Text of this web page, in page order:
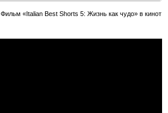
Фильм «Italian Best Shorts 5: Жизнь как чудо» в кинотеатрах Арсеньева. Купить билеты!